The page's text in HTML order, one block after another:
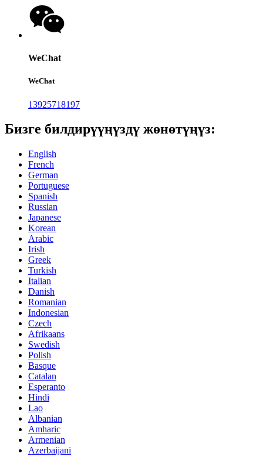
WeChat
WeChat
13925718197
Бизге билдирүүңүздү жөнөтүңүз:
English
French
German
Portuguese
Spanish
Russian
Japanese
Korean
Arabic
Irish
Greek
Turkish
Italian
Danish
Romanian
Indonesian
Czech
Afrikaans
Swedish
Polish
Basque
Catalan
Esperanto
Hindi
Lao
Albanian
Amharic
Armenian
Azerbaijani